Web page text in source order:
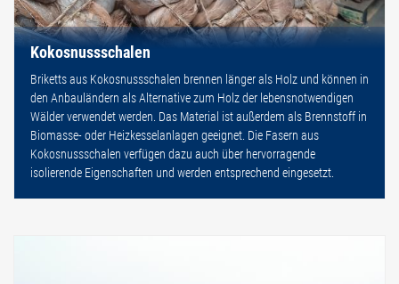
Kokosnussschalen
Briketts aus Kokosnussschalen brennen länger als Holz und können in
den Anbauländern als Alternative zum Holz der lebensnotwendigen
Wälder verwendet werden. Das Material ist außerdem als Brennstoff in
Biomasse- oder Heizkesselanlagen geeignet. Die Fasern aus
Kokosnussschalen verfügen dazu auch über hervorragende
isolierende Eigenschaften und werden entsprechend eingesetzt.